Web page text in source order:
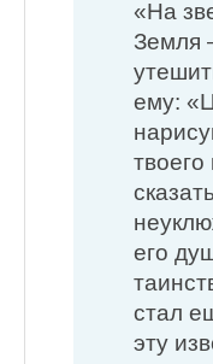
«На
Земля
ему:
его
стал
эту